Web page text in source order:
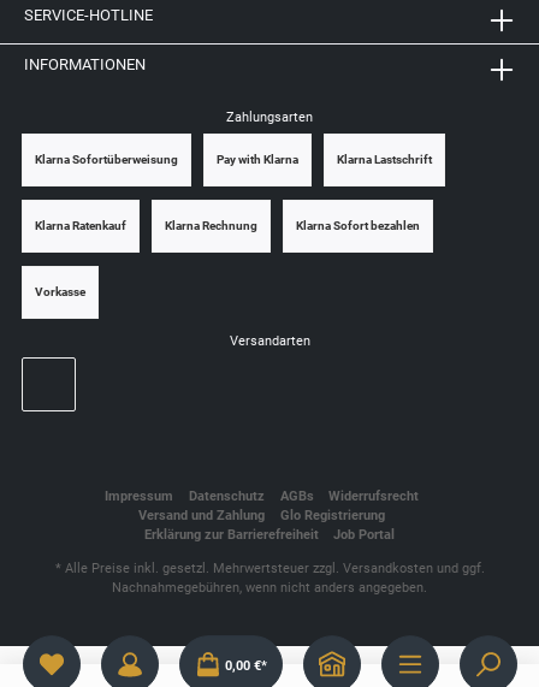
0,00 €*
SERVICE-HOTLINE
INFORMATIONEN
Zahlungsarten
Klarna Sofortüberweisung Pay with Klarna Klarna Lastschrift
Klarna Ratenkauf Klarna Rechnung Klarna Sofort bezahlen
Vorkasse
Versandarten
Impressum Datenschutz AGBs
Widerrufsrecht
Versand und Zahlung
Glo Registrierung
Erklärung zur Barrierefreiheit
Job Portal
* Alle Preise inkl. gesetzl. Mehrwertsteuer zzgl. Versandkosten und ggf.
Nachnahmegebühren, wenn nicht anders angegeben.